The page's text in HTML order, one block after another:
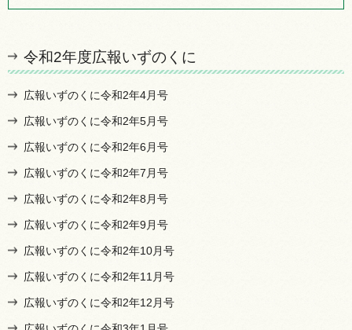
令和2年度広報いずのくに
広報いずのくに令和2年4月号
広報いずのくに令和2年5月号
広報いずのくに令和2年6月号
広報いずのくに令和2年7月号
広報いずのくに令和2年8月号
広報いずのくに令和2年9月号
広報いずのくに令和2年10月号
広報いずのくに令和2年11月号
広報いずのくに令和2年12月号